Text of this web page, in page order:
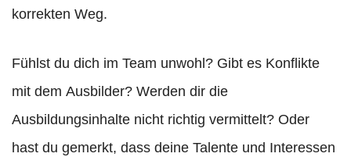
korrekten Weg.
Fühlst du dich im Team unwohl? Gibt es Konflikte
mit dem Ausbilder? Werden dir die
Ausbildungsinhalte nicht richtig vermittelt? Oder
hast du gemerkt, dass deine Talente und Interessen